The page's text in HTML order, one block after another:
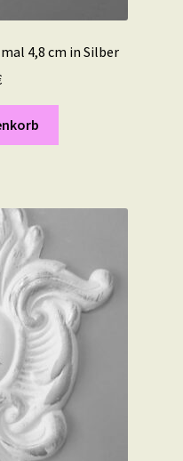
4,8 cm in Silber